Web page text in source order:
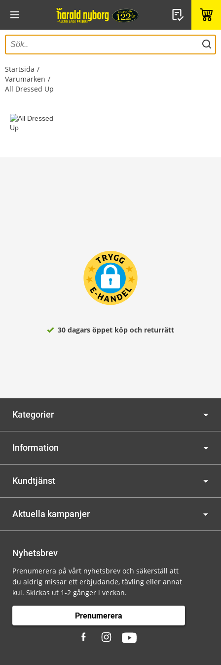
Startsida
Varumärken
All Dressed Up
30 dagars öppet köp och returrätt
Kategorier
Information
Kundtjänst
Aktuella kampanjer
Nyhetsbrev
Prenumerera på vårt nyhetsbrev och säkerställ att
du aldrig missar ett erbjudande, tävling eller annat
kul. Skickas ut 1-2 gånger i veckan.
Prenumerera